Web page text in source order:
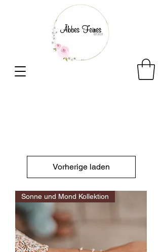
Vorherige laden
Sonne und Mond Kollektion